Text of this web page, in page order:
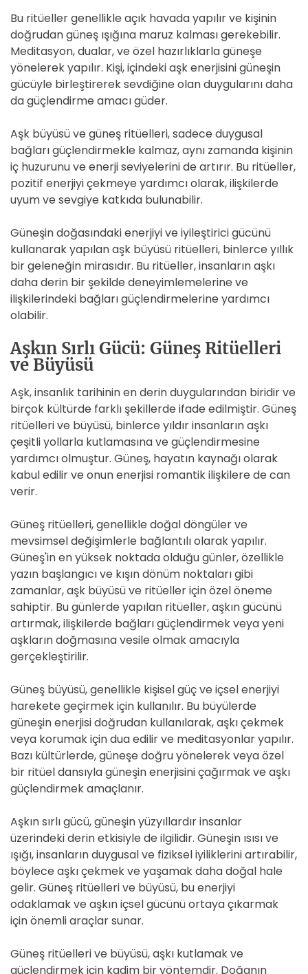
Bu ritüeller genellikle açık havada yapılır ve kişinin
doğrudan güneş ışığına maruz kalması gerekebilir.
Meditasyon, dualar, ve özel hazırlıklarla güneşe
yönelerek yapılır. Kişi, içindeki aşk enerjisini güneşin
gücüyle birleştirerek sevdiğine olan duygularını daha
da güçlendirme amacı güder.
Aşk büyüsü ve güneş ritüelleri, sadece duygusal
bağları güçlendirmekle kalmaz, aynı zamanda kişinin
iç huzurunu ve enerji seviyelerini de artırır. Bu ritüeller,
pozitif enerjiyi çekmeye yardımcı olarak, ilişkilerde
uyum ve sevgiye katkıda bulunabilir.
Güneşin doğasındaki enerjiyi ve iyileştirici gücünü
kullanarak yapılan aşk büyüsü ritüelleri, binlerce yıllık
bir geleneğin mirasıdır. Bu ritüeller, insanların aşkı
daha derin bir şekilde deneyimlemelerine ve
ilişkilerindeki bağları güçlendirmelerine yardımcı
olabilir.
Aşkın Sırlı Gücü: Güneş Ritüelleri
ve Büyüsü
Aşk, insanlık tarihinin en derin duygularından biridir ve
birçok kültürde farklı şekillerde ifade edilmiştir. Güneş
ritüelleri ve büyüsü, binlerce yıldır insanların aşkı
çeşitli yollarla kutlamasına ve güçlendirmesine
yardımcı olmuştur. Güneş, hayatın kaynağı olarak
kabul edilir ve onun enerjisi romantik ilişkilere de can
verir.
Güneş ritüelleri, genellikle doğal döngüler ve
mevsimsel değişimlerle bağlantılı olarak yapılır.
Güneş'in en yüksek noktada olduğu günler, özellikle
yazın başlangıcı ve kışın dönüm noktaları gibi
zamanlar, aşk büyüsü ve ritüeller için özel öneme
sahiptir. Bu günlerde yapılan ritüeller, aşkın gücünü
artırmak, ilişkilerde bağları güçlendirmek veya yeni
aşkların doğmasına vesile olmak amacıyla
gerçekleştirilir.
Güneş büyüsü, genellikle kişisel güç ve içsel enerjiyi
harekete geçirmek için kullanılır. Bu büyülerde
güneşin enerjisi doğrudan kullanılarak, aşkı çekmek
veya korumak için dua edilir ve meditasyonlar yapılır.
Bazı kültürlerde, güneşe doğru yönelerek veya özel
bir ritüel dansıyla güneşin enerjisini çağırmak ve aşkı
güçlendirmek amaçlanır.
Aşkın sırlı gücü, güneşin yüzyıllardır insanlar
üzerindeki derin etkisiyle de ilgilidir. Güneşin ısısı ve
ışığı, insanların duygusal ve fiziksel iyiliklerini artırabilir,
böylece aşkı çekmek ve yaşamak daha doğal hale
gelir. Güneş ritüelleri ve büyüsü, bu enerjiyi
odaklamak ve aşkın içsel gücünü ortaya çıkarmak
için önemli araçlar sunar.
Güneş ritüelleri ve büyüsü, aşkı kutlamak ve
güçlendirmek için kadim bir yöntemdir. Doğanın